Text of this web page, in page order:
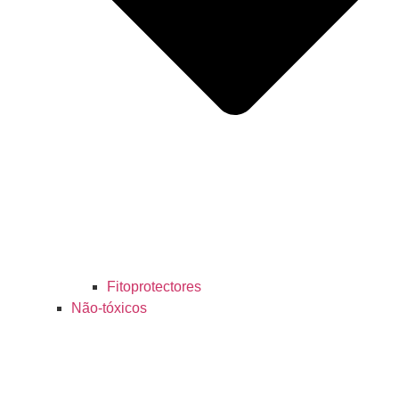
Fitoprotectores
Não-tóxicos